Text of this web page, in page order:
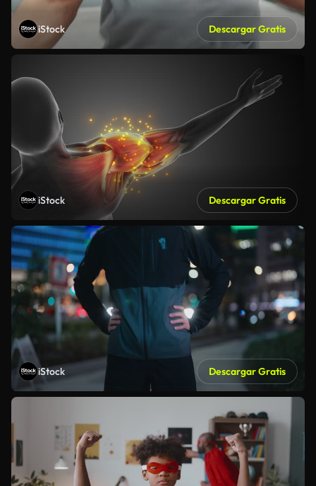
iStock Descargar Gratis
iStock Descargar Gratis
iStock Descargar Gratis